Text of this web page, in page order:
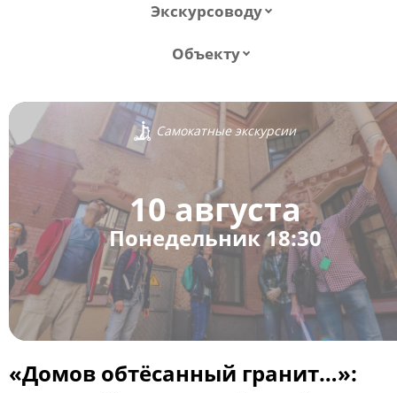
Экскурсоводу
Объекту
Самокатные экскурсии
10 августа
Понедельник 18:30
«Домов обтёсанный гранит…»: